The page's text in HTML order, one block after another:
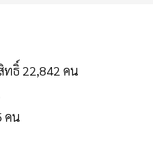
ทธิ์ 22,842 คน
คน